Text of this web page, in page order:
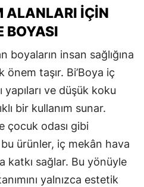
ALANLARI İÇIN
BOYASI
boyaların insan sağlığına
taşır. Bi’Boya iç
ve düşük koku
bir kullanım sunar.
çocuk odası gibi
ürünler, iç mekân hava
katkı sağlar. Bu yönüyle
yalnızca estetik